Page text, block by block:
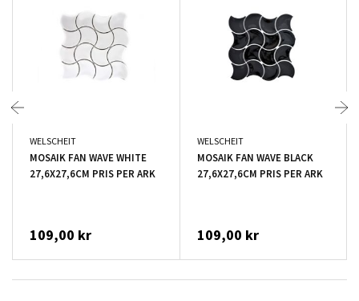
WELSCHEIT
MOSAIK FAN WAVE WHITE
27,6X27,6CM PRIS PER ARK
109,00 kr
WELSCHEIT
MOSAIK FAN WAVE BLACK
27,6X27,6CM PRIS PER ARK
109,00 kr